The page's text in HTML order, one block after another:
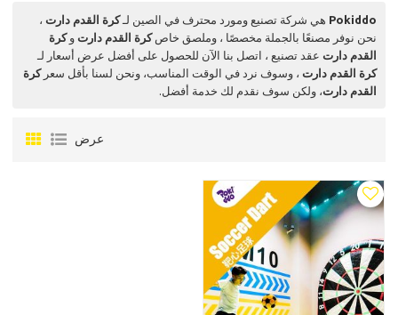
Pokiddo هي شركة تصنيع ومورد محترف في الصين لـكرة القدم دارت ،
نحن نوفر مصنعًا بالجملة مخصصًا ، وملصق خاصكرة القدم دارت وكرة
القدم دارت عقد تصنيع ، اتصل بنا الآن للحصول على أفضل عرض أسعار لـ
كرة القدم دارت ، وسوف نرد في الوقت المناسب، ونحن لسنا بأقل سعركرة
القدم دارت، ولكن سوف نقدم لك خدمة أفضل.
عرض